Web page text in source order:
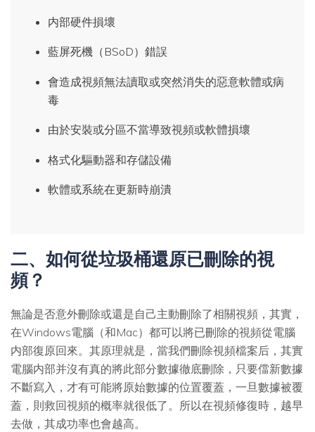
内部硬件損壞
藍屏死機（BSoD）錯誤
會造成視頻無法讀取或突然消失的惡意軟體或病
毒
由於安裝或分區不當導致視頻或軟體損壞
格式化驅動器和存儲設備
軟體或系統在更新時崩潰
二、如何從垃圾桶還原已刪除的視
頻？
無論是否意外刪除或還是自己主動刪除了相關視頻，其實，
在Windows電腦（和Mac）都可以將已刪除的視頻從電腦
内部復原回來。其原理就是，當我們刪除視頻檔案后，其實
電腦内部并沒有真的將此部分數據徹底刪除，只要儅新數據
不斷寫入，才有可能將原始數據的位置覆蓋，一旦數據被覆
蓋，則救回視頻的概率就很低了。所以在視頻修復時，越早
去做，其成功率也會越高。